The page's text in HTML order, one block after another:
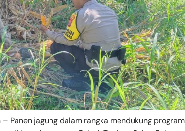
– Panen jagung dalam rangka mendukung program